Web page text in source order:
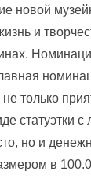
новой
и
только
статуэтки
но и
в